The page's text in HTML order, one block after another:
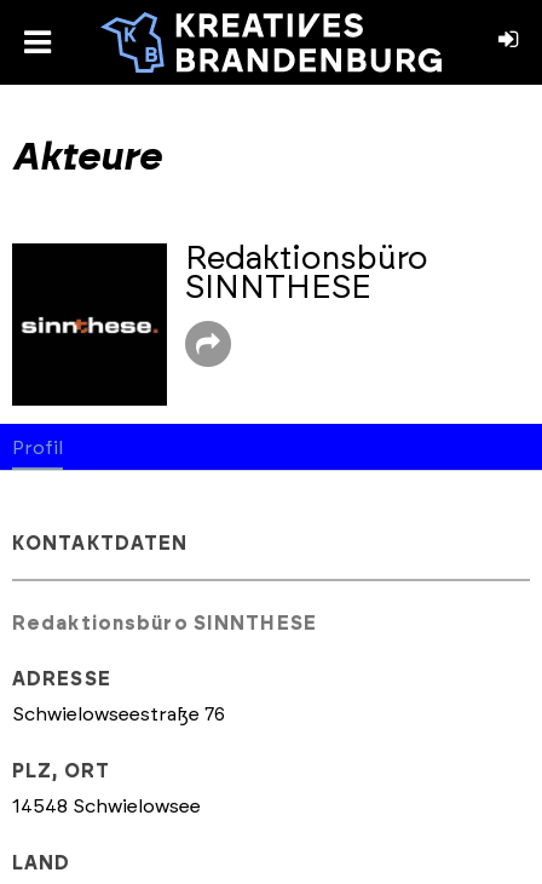
toggle
Akteure
Redaktionsbüro
SINNTHESE
Profil
KONTAKTDATEN
Redaktionsbüro SINNTHESE
ADRESSE
Schwielowseestraße 76
PLZ, ORT
14548 Schwielowsee
LAND